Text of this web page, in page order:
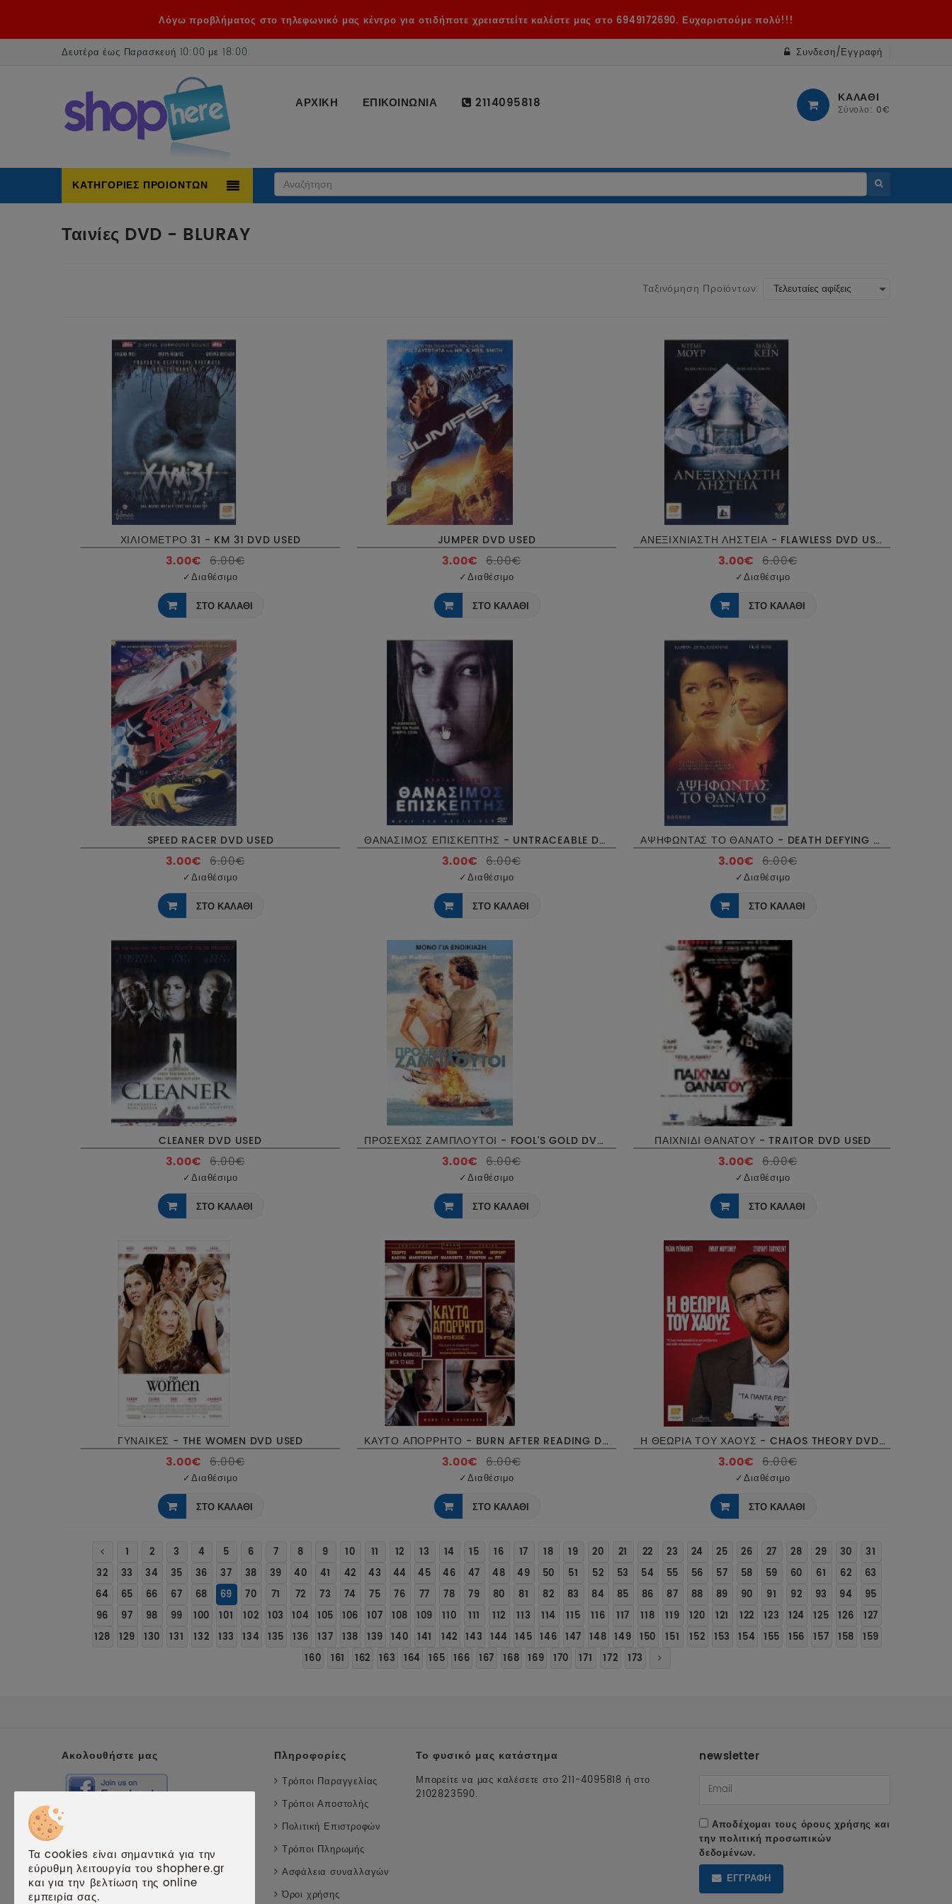
Λόγω προβλήματος στο τηλεφωνικό μας κέντρο για οτιδήποτε χρειαστείτε καλέστε μας στο 6949172690. Ευχαριστούμε πολύ!!!
Δευτέρα έως Παρασκευή 10:00 με 18:00. Συνδεση/Εγγραφή
ΑΡΧΙΚΗ ΕΠΙΚΟΙΝΩΝΙΑ 2114095818 ΚΑΛΑΘΙ
Σύνολο: 0€
ΚΑΤΗΓΟΡΙΕΣ ΠΡΟΙΟΝΤΩΝ
Ταινίες DVD - BLURAY
Ταξινόμηση Προϊόντων:
ΧΙΛΙΟΜΕΤΡΟ 31 - KM 31 DVD USED
3.00€ 6.00€
✓Διαθέσιμο
ΣΤΟ ΚΑΛΑΘΙ
JUMPER DVD USED
3.00€ 6.00€
✓Διαθέσιμο
ΣΤΟ ΚΑΛΑΘΙ
ΑΝΕΞΙΧΝΙΑΣΤΗ ΛΗΣΤΕΙΑ - FLAWLESS DVD USED
3.00€ 6.00€
✓Διαθέσιμο
ΣΤΟ ΚΑΛΑΘΙ
SPEED RACER DVD USED
3.00€ 6.00€
✓Διαθέσιμο
ΣΤΟ ΚΑΛΑΘΙ
ΘΑΝΑΣΙΜΟΣ ΕΠΙΣΚΕΠΤΗΣ - UNTRACEABLE DVD USED
3.00€ 6.00€
✓Διαθέσιμο
ΣΤΟ ΚΑΛΑΘΙ
ΑΨΗΦΩΝΤΑΣ ΤΟ ΘΑΝΑΤΟ - DEATH DEFYING ACTS DVD USED
3.00€ 6.00€
✓Διαθέσιμο
ΣΤΟ ΚΑΛΑΘΙ
CLEANER DVD USED
3.00€ 6.00€
✓Διαθέσιμο
ΣΤΟ ΚΑΛΑΘΙ
ΠΡΟΣΕΧΩΣ ΖΑΜΠΛΟΥΤΟΙ - FOOL'S GOLD DVD USED
3.00€ 6.00€
✓Διαθέσιμο
ΣΤΟ ΚΑΛΑΘΙ
ΠΑΙΧΝΙΔΙ ΘΑΝΑΤΟΥ - TRAITOR DVD USED
3.00€ 6.00€
✓Διαθέσιμο
ΣΤΟ ΚΑΛΑΘΙ
ΓΥΝΑΙΚΕΣ - THE WOMEN DVD USED
3.00€ 6.00€
✓Διαθέσιμο
ΣΤΟ ΚΑΛΑΘΙ
ΚΑΥΤΟ ΑΠΟΡΡΗΤΟ - BURN AFTER READING DVD USED
3.00€ 6.00€
✓Διαθέσιμο
ΣΤΟ ΚΑΛΑΘΙ
Η ΘΕΩΡΙΑ ΤΟΥ ΧΑΟΥΣ - CHAOS THEORY DVD USED
3.00€ 6.00€
✓Διαθέσιμο
ΣΤΟ ΚΑΛΑΘΙ
1 2 3 4 5 6 7 8 9 10 11 12 13 14 15 16 17 18 19 20 21 22 23 24 25 26 27 28 29 30
31
32
33 34 35 36 37 38 39 40 41 42 43 44 45 46 47 48 49 50 51 52 53 54 55 56 57 58 59 60 61 62
63
64
65 66 67 68 69 70 71 72 73 74 75 76 77 78 79 80 81 82 83 84 85 86 87 88 89 90 91 92 93 94
95
96
97 98 99 100 101 102 103 104 105 106 107 108 109 110 111 112 113 114 115 116 117 118 119 120 121 122 123 124 125 126
127
128
129 130 131 132 133 134 135 136 137 138 139 140 141 142 143 144 145 146 147 148 149 150 151 152 153 154 155 156 157 158
159
160
161 162 163 164 165 166 167 168 169 170 171 172 173
Ακολουθήστε μας
Συνεργασίες
Πληροφορίες
Τρόποι Παραγγελίας
Τρόποι Αποστολής
Πολιτική Επιστροφών
Τρόποι Πληρωμής
Ασφάλεια συναλλαγών
Όροι χρήσης
Το φυσικό μας κατάστημα
Μπορείτε να μας καλέσετε στο 211-4095818 ή στο
2102823590.
newsletter
Αποδέχομαι τους όρους χρήσης και
τηνπολιτική προσωπικών
δεδομένων.
ΕΓΓΡΑΦΗ
Τα cookies είναι σημαντικά για την
εύρυθμη λειτουργία του shophere.gr
και για την βελτίωση της online
εμπειρία σας.